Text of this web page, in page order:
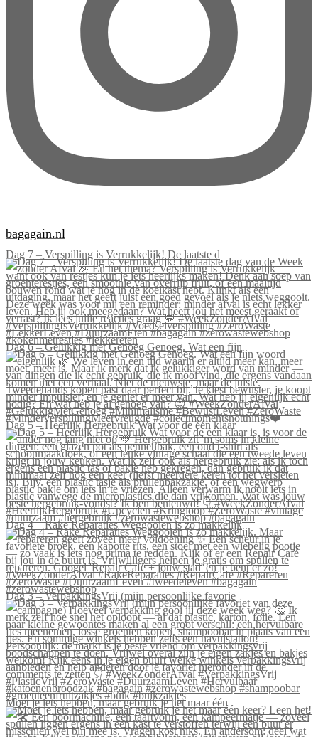
bagagain.nl
Dag 7 – Verspilling is Verrukkelijk! De laatste d
Dag 6 – Gelukkig met Genoeg Genoeg. Wat een fijn
Dag 5 – Heerlijk Hergebruik Wat voor de één klaar
Dag 4 – Rake Reparaties Weggooien is zo makkelijk
Dag 3 – VerpakkingsVrij (mijn persoonlijke favorie
Moet je iets hebben, maar gebruik je het maar één